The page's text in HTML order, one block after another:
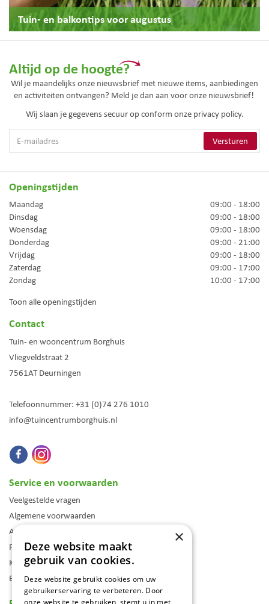
Tuin- en balkontips voor augustus
Altijd op de hoogte?
Wil je maandelijks onze nieuwsbrief met nieuwe items, aanbiedingen
en activiteiten ontvangen? Meld je dan aan voor onze nieuwsbrief!
Wij slaan je gegevens secuur op conform onze privacy policy.
Openingstijden
Maandag
09:00 - 18:00
Dinsdag
09:00 - 18:00
Woensdag
09:00 - 18:00
Donderdag
09:00 - 21:00
Vrijdag
09:00 - 18:00
Zaterdag
09:00 - 17:00
Zondag
10:00 - 17:00
Toon alle openingstijden
Contact
Tuin- en wooncentrum Borghuis
Vliegveldstraat 2
7561AT Deurningen
Telefoonnummer: +31 (0)74 276 1010
info@tuincentrumborghuis.nl
Service en voorwaarden
Veelgestelde vragen
Algemene voorwaarden
Assortiment
Folder
Klantenkaart
Blog
×
Deze website maakt
gebruik van cookies.
Deze website gebruikt cookies om uw
gebruikerservaring te verbeteren. Door
onze website te gebruiken, stemt u in met